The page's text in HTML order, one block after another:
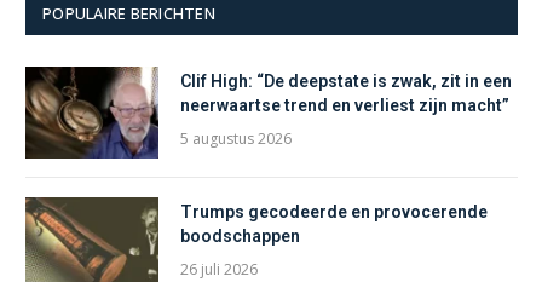
POPULAIRE BERICHTEN
Clif High: “De deepstate is zwak, zit in een
neerwaartse trend en verliest zijn macht”
5 augustus 2026
Trumps gecodeerde en provocerende
boodschappen
26 juli 2026